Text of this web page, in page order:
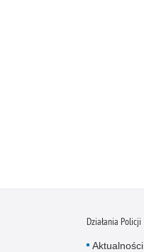
Działania Policji
Aktualności